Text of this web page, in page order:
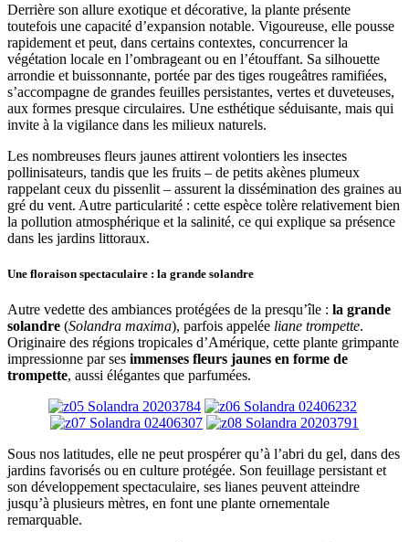
Derrière son allure exotique et décorative, la plante présente
toutefois une capacité d’expansion notable. Vigoureuse, elle pousse
rapidement et peut, dans certains contextes, concurrencer la
végétation locale en l’ombrageant ou en l’étouffant. Sa silhouette
arrondie et buissonnante, portée par des tiges rougeâtres ramifiées,
s’accompagne de grandes feuilles persistantes, vertes et duveteuses,
aux formes presque circulaires. Une esthétique séduisante, mais qui
invite à la vigilance dans les milieux naturels.
Les nombreuses fleurs jaunes attirent volontiers les insectes
pollinisateurs, tandis que les fruits – de petits akènes plumeux
rappelant ceux du pissenlit – assurent la dissémination des graines au
gré du vent. Autre particularité : cette espèce tolère relativement bien
la pollution atmosphérique et la salinité, ce qui explique sa présence
dans les jardins littoraux.
Une floraison spectaculaire : la grande solandre
Autre vedette des ambiances protégées de la presqu’île : la grande
solandre (Solandra maxima), parfois appelée liane trompette.
Originaire des régions tropicales d’Amérique, cette plante grimpante
impressionne par ses immenses fleurs jaunes en forme de
trompette, aussi élégantes que parfumées.
Sous nos latitudes, elle ne peut prospérer qu’à l’abri du gel, dans des
jardins favorisés ou en culture protégée. Son feuillage persistant et
son développement spectaculaire, ses lianes peuvent atteindre
jusqu’à plusieurs mètres, en font une plante ornementale
remarquable.